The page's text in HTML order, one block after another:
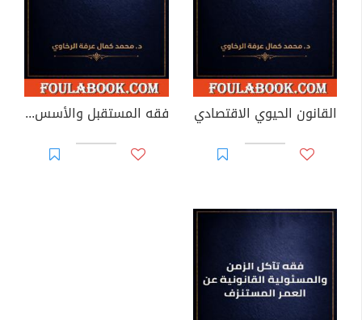
القانون الحيوي الاقتصادي فقه المستقبل والأسس القانونية للحضارة الإنسانية القادمة